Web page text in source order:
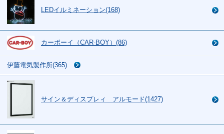
LEDイルミネーション(168)
カーボーイ（CAR-BOY）(86)
伊藤電気製作所(365)
サイン＆ディスプレィ アルモード(1427)